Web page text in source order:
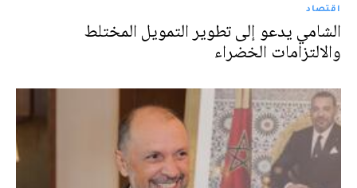
اقتصاد
الشامي يدعو إلى تطوير التمويل المختلط
والالتزامات الخضراء